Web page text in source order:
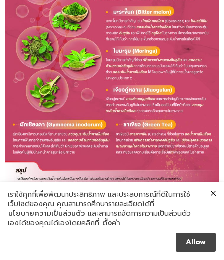
เราใช้คุกกี้เพื่อพัฒนาประสิทธิภาพ และประสบการณ์ที่ดีในการใช้
เว็บไซต์ของคุณ คุณสามารถศึกษารายละเอียดได้ที่
นโยบายความเป็นส่วนตัว และสามารถจัดการความเป็นส่วนตัว
เองได้ของคุณได้เองโดยคลิกที่ ตั้งค่า
Allow